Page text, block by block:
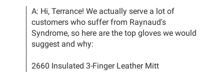
A: Hi, Terrance! We actually serve a lot of
customers who suffer from Raynaud's
Syndrome, so here are the top gloves we would
suggest and why:
2660 Insulated 3-Finger Leather Mitt